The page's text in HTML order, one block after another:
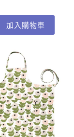
加入購物車